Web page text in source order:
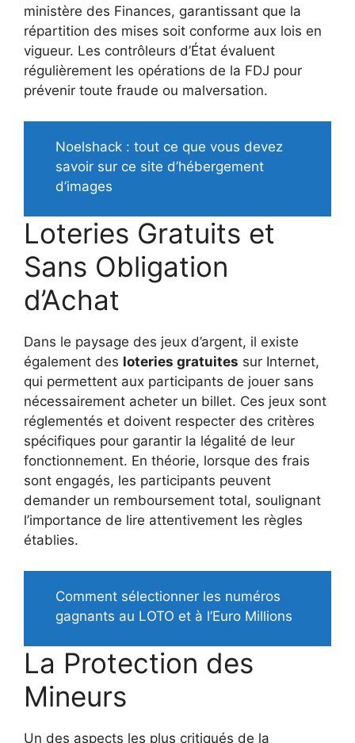
ministère des Finances, garantissant que la
répartition des mises soit conforme aux lois en
vigueur. Les contrôleurs d’État évaluent
régulièrement les opérations de la FDJ pour
prévenir toute fraude ou malversation.
Noelshack : tout ce que vous devez
savoir sur ce site d’hébergement
d’images
Loteries Gratuits et
Sans Obligation
d’Achat
Dans le paysage des jeux d’argent, il existe
également des loteries gratuites sur Internet,
qui permettent aux participants de jouer sans
nécessairement acheter un billet. Ces jeux sont
réglementés et doivent respecter des critères
spécifiques pour garantir la légalité de leur
fonctionnement. En théorie, lorsque des frais
sont engagés, les participants peuvent
demander un remboursement total, soulignant
l’importance de lire attentivement les règles
établies.
Comment sélectionner les numéros
gagnants au LOTO et à l’Euro Millions
La Protection des
Mineurs
Un des aspects les plus critiqués de la